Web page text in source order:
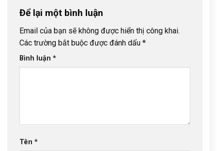
Để lại một bình luận
Email của bạn sẽ không được hiển thị công khai.
Các trường bắt buộc được đánh dấu *
Bình luận *
Tên *